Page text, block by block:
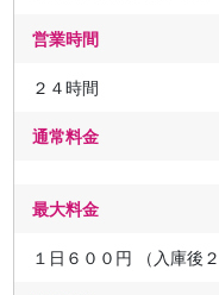
営業時間
２４時間
通常料金
最大料金
１日６００円 （入庫後